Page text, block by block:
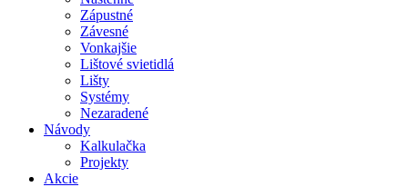
Zápustné
Závesné
Vonkajšie
Lištové svietidlá
Lišty
Systémy
Nezaradené
Návody
Kalkulačka
Projekty
Akcie